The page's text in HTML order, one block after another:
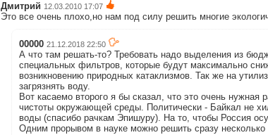
Дмитрий 12.03.2010 17:07
Это все очень плохо,но нам под силу решить многие
00000 21.12.2018 22:50
А что там решать-то? Требовать надо выделения из
специальных фильтров, которые будут максимально
возникновению природных катаклизмов. Так же на
загрязнять воду.
Вот касаемо второго я бы сказал, что это очень
чистоты окружающей среды. Политически - Байкал не
воды (спасибо рачкам Эпишуру). На то, чтобы Россия
Одним прорывом в науке можно решить сразу